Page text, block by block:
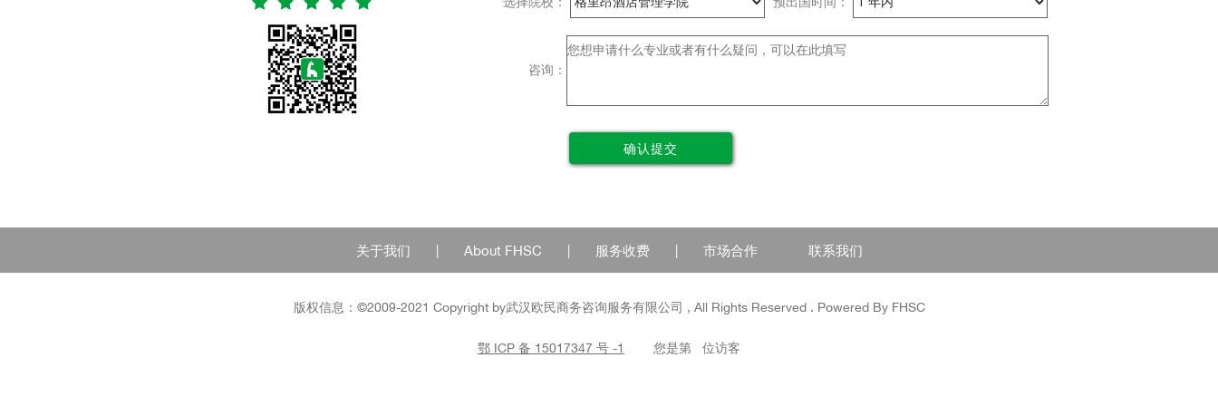
咨询：
关于我们 | About FHSC | 服务收费 | 市场合作 联系我们
版权信息：©2009-2021 Copyright by武汉欧民商务咨询服务有限公司 , All Rights Reserved . Powered By FHSC
鄂 ICP 备 15017347 号 -1 您是第 位访客